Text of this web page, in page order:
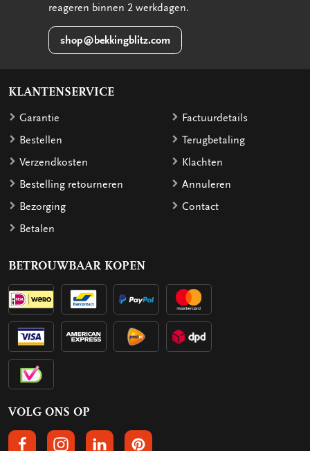
reageren binnen 2 werkdagen.
shop@bekkingblitz.com
KLANTENSERVICE
Garantie
Bestellen
Verzendkosten
Bestelling retourneren
Bezorging
Betalen
Factuurdetails
Terugbetaling
Klachten
Annuleren
Contact
BETROUWBAAR KOPEN
VOLG ONS OP